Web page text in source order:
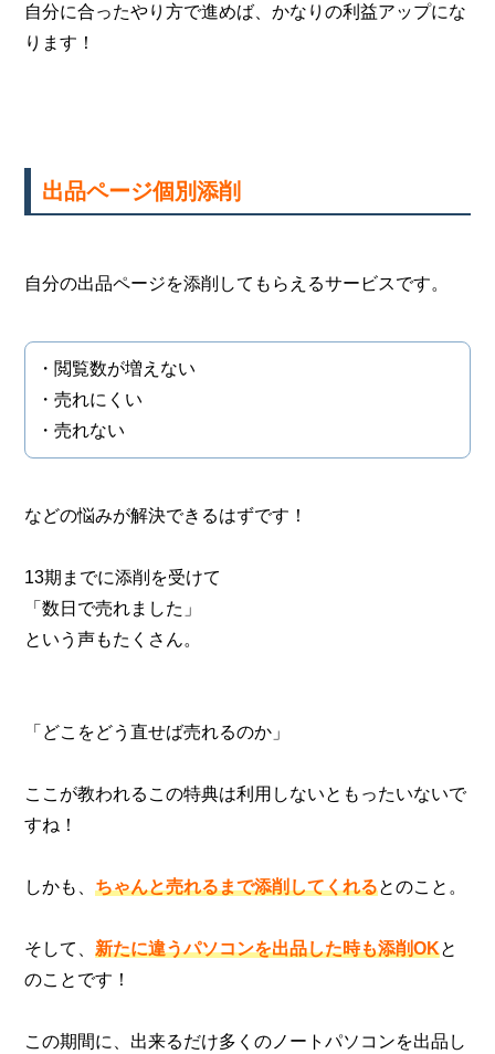
自分に合ったやり方で進めば、かなりの利益アップにな
ります！
出品ページ個別添削
自分の出品ページを添削してもらえるサービスです。
・閲覧数が増えない
・売れにくい
・売れない
などの悩みが解決できるはずです！
13期までに添削を受けて
「数日で売れました」
という声もたくさん。
「どこをどう直せば売れるのか」
ここが教われるこの特典は利用しないともったいないで
すね！
しかも、ちゃんと売れるまで添削してくれるとのこと。
そして、新たに違うパソコンを出品した時も添削OKと
のことです！
この期間に、出来るだけ多くのノートパソコンを出品し